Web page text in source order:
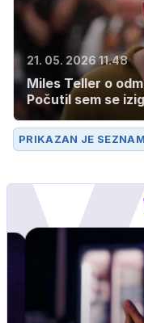
21. 05. 2026 11.48
Miles Teller o
Počutil sem se
PRIKAZAN JE
O BESEDOPRODAJA.